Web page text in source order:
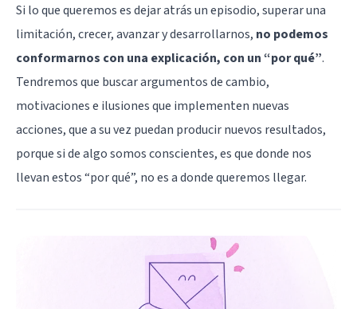
Si lo que queremos es dejar atrás un episodio, superar una
limitación, crecer, avanzar y desarrollarnos, no podemos
conformarnos con una explicación, con un “por qué”.
Tendremos que buscar argumentos de cambio,
motivaciones e ilusiones que implementen nuevas
acciones, que a su vez puedan producir nuevos resultados,
porque si de algo somos conscientes, es que donde nos
llevan estos “por qué”, no es a donde queremos llegar.